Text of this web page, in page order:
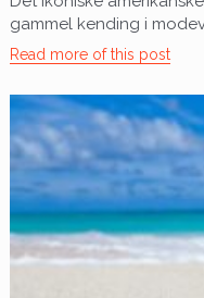
gammel kending i
Read more of this post